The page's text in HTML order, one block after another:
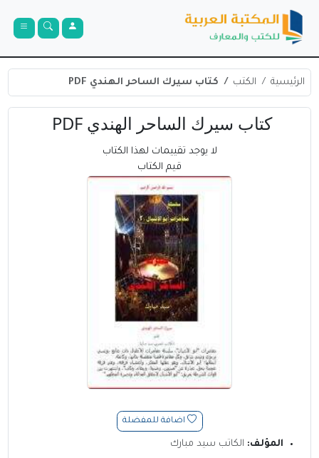
الرئيسية الكتب كتاب سيرك الساحر الهندي PDF
كتاب سيرك الساحر الهندي PDF
لا يوجد تقييمات لهذا الكتاب
قيم الكتاب
اضافة للمفضلة
المؤلف: الكاتب سيد مبارك